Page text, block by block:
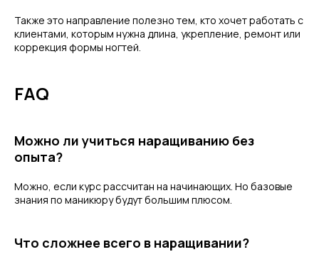
Также это направление полезно тем, кто хочет работать с
клиентами, которым нужна длина, укрепление, ремонт или
коррекция формы ногтей.
FAQ
Можно ли учиться наращиванию без
опыта?
Можно, если курс рассчитан на начинающих. Но базовые
знания по маникюру будут большим плюсом.
Что сложнее всего в наращивании?